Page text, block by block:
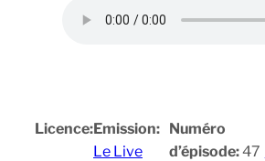
Licence:Emission:
Le Live
Numéro
d’épisode:47